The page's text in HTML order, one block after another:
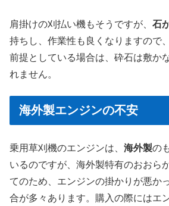
肩掛けの刈払い機もそうですが、 石
持ちし、作業性も良くなりますので
前提としている場合は、砕石は敷か
れません。
海外製エンジンの不安
乗用草刈機のエンジンは、 海外製の
いるのですが、海外製特有のおおら
てのため、エンジンの掛かりが悪か
合が多々あります。購入の際にはエ